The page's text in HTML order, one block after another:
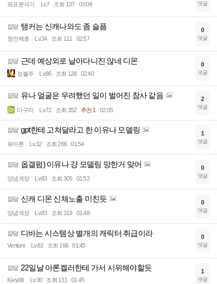
좌표분석기 Lv.7 조회 137 03:08 댓글
잡담 탱커는 신캐나와도 좀 슬픔
청안백호 Lv.34 조회 111 02:57
0
댓글
잡담 근데 예상외로 날아다니진 않네 디몬
정불주 Lv.86 조회 128 02:40
0
댓글
잡담 유나 얼굴은 우려했던 일이 벌어진 참사 같음
다구리 Lv.72 조회 352 추천 1 02:05
2
댓글
잡담 gpt한테 고쳐달라고 한 이유나 모델링
유아론 Lv.32 조회 266 01:54
1
댓글
잡담 옵갤펌) 이유나 걍 모델링 망한거 맞어
양념게장 Lv.83 조회 305 01:52
0
댓글
잡담 신캐 디몬 신체노출 미친듯
양념게장 Lv.83 조회 319 01:48
0
댓글
잡담 디바는 시스템상 별개의 캐릭터 취급이라
Venture Lv.63 조회 166 01:45
0
댓글
잡담 22일날 아론켈러한테 가서 시위해야할듯
Kary08 Lv.30 조회 131 01:45
1
댓글